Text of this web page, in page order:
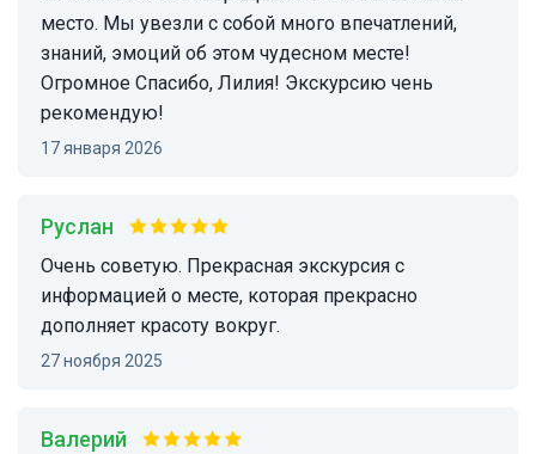
место. Мы увезли с собой много впечатлений,
знаний, эмоций об этом чудесном месте!
Огромное Спасибо, Лилия! Экскурсию чень
рекомендую!
17 января 2026
Руслан
Очень советую. Прекрасная экскурсия с
информацией о месте, которая прекрасно
дополняет красоту вокруг.
27 ноября 2025
Валерий